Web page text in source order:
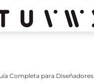
Completa para Diseñadores